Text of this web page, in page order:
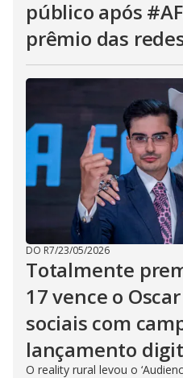
público após
prêmio das
DO R7/23/05/2026
Totalmente
17 vence o
sociais com
lançamento
O reality rural levou o